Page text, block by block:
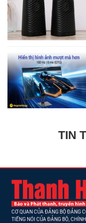
TIN
CƠ QUAN CỦA ĐẢNG BỘ ĐẢNG
TIẾNG NÓI CỦA ĐẢNG BỘ,